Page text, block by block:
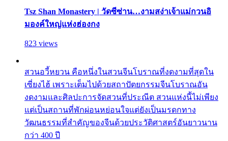
Tsz Shan Monastery | วัดซีซ่าน…งามสง่าเจ้าแม่กวนอิ
มองค์ใหญ่แห่งฮ่องกง
823 views
สวนอวี้หยวน คือหนึ่งในสวนจีนโบราณที่งดงามที่สุดใน
เซี่ยงไฮ้ เพราะเต็มไปด้วยสถาปัตยกรรมจีนโบราณอัน
งดงามและศิลปะการจัดสวนที่ประณีต สวนแห่งนี้ไม่เพียง
แต่เป็นสถานที่พักผ่อนหย่อนใจแต่ยังเป็นมรดกทาง
วัฒนธรรมที่สำคัญของจีนด้วยประวัติศาสตร์อันยาวนาน
กว่า 400 ปี